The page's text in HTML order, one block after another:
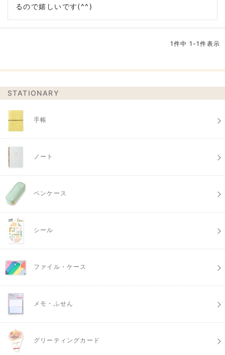
るので嬉しいです(^^)
1件中 1 -1件表示
STATIONARY
手帳
ノート
ペンケース
シール
ファイル・ケース
メモ・ふせん
グリーティングカード